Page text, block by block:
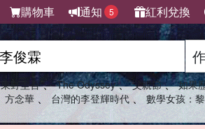
購物車 通知 5 紅利兌換
東野圭吾 、 The Odyssey 、 父親節 、 如果
方念華 、 台灣的李登輝時代 、 數學女孩：